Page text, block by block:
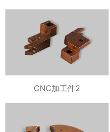
CNC加工件2